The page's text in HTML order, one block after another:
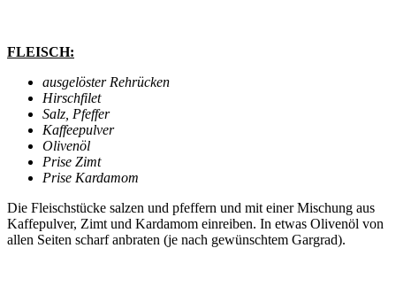
FLEISCH:
ausgelöster Rehrücken
Hirschfilet
Salz, Pfeffer
Kaffeepulver
Olivenöl
Prise Zimt
Prise Kardamom
Die Fleischstücke salzen und pfeffern und mit einer Mischung aus
Kaffepulver, Zimt und Kardamom einreiben. In etwas Olivenöl von
allen Seiten scharf anbraten (je nach gewünschtem Gargrad).